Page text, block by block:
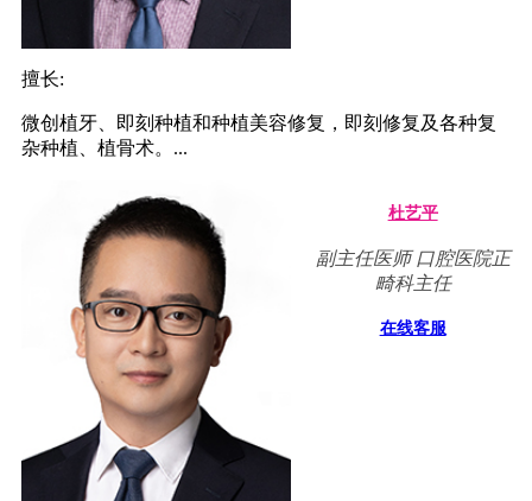
擅长:
微创植牙、即刻种植和种植美容修复，即刻修复及各种复
杂种植、植骨术。...
杜艺平
副主任医师 口腔医院正
畸科主任
在线客服